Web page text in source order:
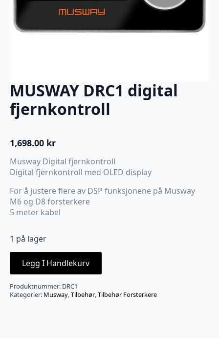
MUSWAY DRC1 digital
fjernkontroll
1,698.00 kr
Musway Digital fjernkontroll
Digital fjernkontroll med OLED display
For å justere flere av DSP funksjonene på Musway
M6 og D8 forsterkere
5 meter kabel
1 på lager
Legg I Handlekurv
Produktnummer: DRC1
Kategorier: Musway,Tilbehør,Tilbehør Forsterkere